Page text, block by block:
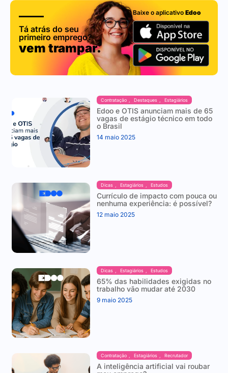
Tá atrás do seu
primeiro emprego?
vem trampar.
Baixe o aplicativoEdoo
Contratação Destaques Estagiários
Edoo e OTIS anunciam mais de 65
vagas de estágio técnico em todo
o Brasil
14 maio 2025
Dicas , Estagiários , Estudos
Currículo de impacto com pouca ou
nenhuma experiência: é possível?
12 maio 2025
Dicas Estagiários Estudos
65% das habilidades exigidas no
trabalho vão mudar até 2030
9 maio 2025
Contratação , Estagiários , Recrutador
A inteligência artificial vai roubar